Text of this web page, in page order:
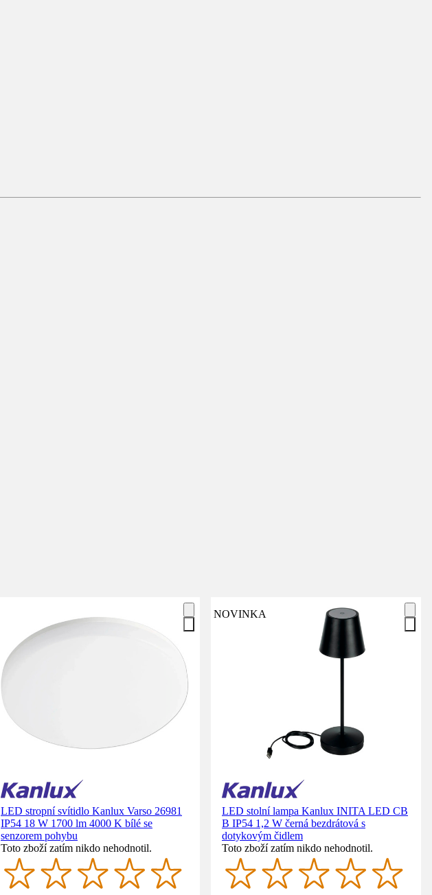
LED stropní svítidlo Kanlux Varso 26981
IP54 18 W 1700 lm 4000 K bílé se
senzorem pohybu
Toto zboží zatím nikdo nehodnotil.
NOVINKA
LED stolní lampa Kanlux INITA LED CB
B IP54 1,2 W černá bezdrátová s
dotykovým čidlem
Toto zboží zatím nikdo nehodnotil.